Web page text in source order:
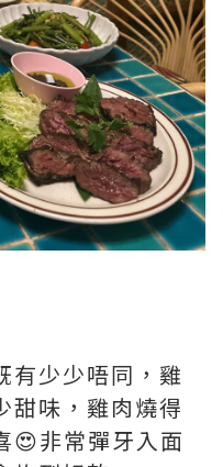
有少少唔同，雞
甜味，雞肉燒得
😍非常彈牙入面